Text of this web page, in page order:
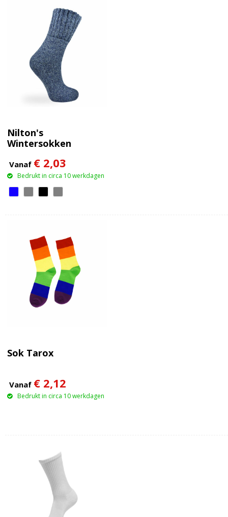
Nilton's
Wintersokken
Vanaf € 2,03
Bedrukt in circa 10 werkdagen
Sok Tarox
Vanaf € 2,12
Bedrukt in circa 10 werkdagen